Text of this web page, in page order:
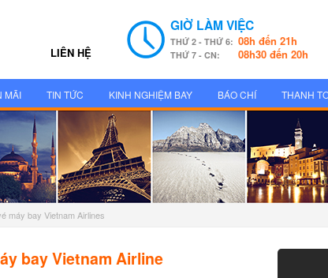
LIÊN HỆ
GIỜ LÀM VIỆC
THỨ 2 - THỨ 6:08h đến 21h
THỨ 7 - CN: 08h30 đến 20h
MÃI TIN TỨC KINH NGHIỆM BAY BÁO CHÍ THANH
máy bay Vietnam Airlines
bay Vietnam Airline